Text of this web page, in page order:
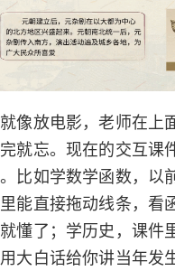
像放电影，老师在上
就忘。现在的交互课
比如学数学函数，以
能直接拖动线条，看
懂了；学历史，课件
大白话给你讲当年发